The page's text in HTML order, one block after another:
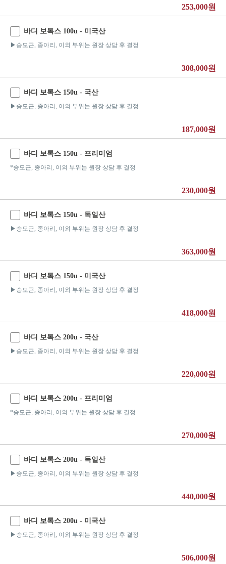
253,000원
바디 보톡스 100u - 미국산
▶승모근, 종아리, 이외 부위는 원장 상담 후 결정
308,000원
바디 보톡스 150u - 국산
▶승모근, 종아리, 이외 부위는 원장 상담 후 결정
187,000원
바디 보톡스 150u - 프리미엄
*승모근, 종아리, 이외 부위는 원장 상담 후 결정
230,000원
바디 보톡스 150u - 독일산
▶승모근, 종아리, 이외 부위는 원장 상담 후 결정
363,000원
바디 보톡스 150u - 미국산
▶승모근, 종아리, 이외 부위는 원장 상담 후 결정
418,000원
바디 보톡스 200u - 국산
▶승모근, 종아리, 이외 부위는 원장 상담 후 결정
220,000원
바디 보톡스 200u - 프리미엄
*승모근, 종아리, 이외 부위는 원장 상담 후 결정
270,000원
바디 보톡스 200u - 독일산
▶승모근, 종아리, 이외 부위는 원장 상담 후 결정
440,000원
바디 보톡스 200u - 미국산
▶승모근, 종아리, 이외 부위는 원장 상담 후 결정
506,000원